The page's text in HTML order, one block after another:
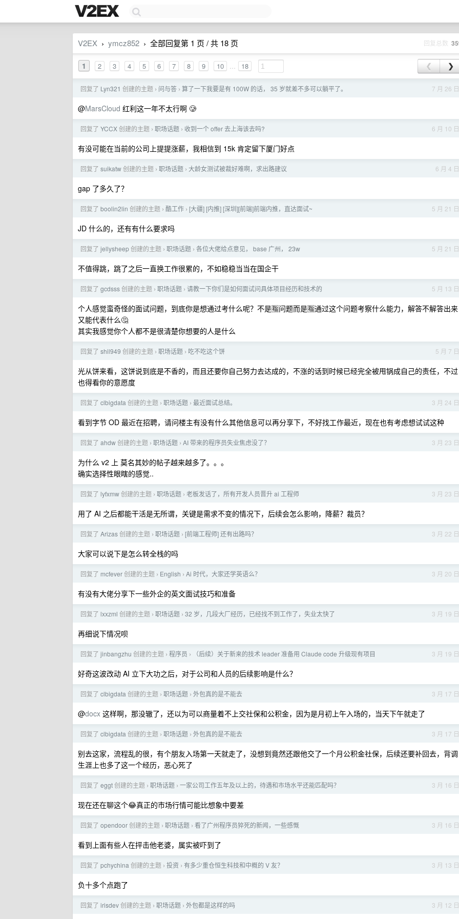
V2EX › ymcz852 › 全部回复第 1 页 / 共 18 页 回复总数
1 2 3 4 5 6 7 8 9 10 ... 18 ❮ ❯
7 月 26 日
回复了 Lyn321 创建的主题 › 问与答 › 算了一下我要是有 100W 的话， 35 岁就差不多可以躺平了。
@MarsCloud 红利这一年不太行啊 🥲
6 月 10 日
回复了 YCCX创建的主题 › 职场话题 › 收到一个 offer 去上海该去吗?
有没可能在当前的公司上提提涨薪，我相信到 15k 肯定留下厦门好点
6 月 4 日
回复了 suikatw创建的主题 › 职场话题 › 大龄女测试被裁好难啊，求出路建议
gap 了多久了？
5 月 21 日
回复了 boolin2lin 创建的主题 › 酷工作 › [大疆] [内推] [深圳][前端]前端内推，直达面试~
JD 什么的，还有有什么要求吗
5 月 21 日
回复了 jellysheep创建的主题 › 职场话题 › 各位大佬给点意见， base 广州， 23w
不值得跳，跳了之后一直换工作很累的，不如稳稳当当在国企干
5 月 13 日
回复了 gcdsss创建的主题 › 职场话题 › 请教一下你们是如何面试问具体项目经历和技术的
个人感觉蛮奇怪的面试问题，到底你是想通过考什么呢？不是🈯️问题而是🈯️通过这个问题考察什么能力，解答不解答出来
又能代表什么🤔
其实我感觉你个人都不是很清楚你想要的人是什么
5 月 7 日
回复了 shil949 创建的主题 › 职场话题 › 吃不吃这个饼
光从饼来看，这饼说到底是不香的，而且还要你自己努力去达成的，不涨的话到时候已经完全被甩锅成自己的责任，不过
也得看你的意愿度
3 月 24 日
回复了 clbigdata 创建的主题 › 职场话题 › 最近面试总结。
看到字节 OD 最近在招聘，请问楼主有没有什么其他信息可以再分享下，不好找工作最近，现在也有考虑想试试这种
3 月 23 日
回复了 ahdw创建的主题 › 职场话题 › AI 带来的程序员失业焦虑没了？
为什么 v2 上 莫名其妙的帖子越来越多了。。。
确实选择性眼瞎的感觉..
3 月 23 日
回复了 lyfxmw创建的主题 › 职场话题 › 老板发话了，所有开发人员晋升 ai 工程师
用了 AI 之后都能干活是无所谓，关键是需求不变的情况下，后续会怎么影响，降薪？裁员？
3 月 22 日
回复了 Arizas创建的主题 › 职场话题 › [前端工程师] 还有出路吗？
大家可以说下是怎么转全栈的吗
3 月 20 日
回复了 mcfever创建的主题 › English › Ai 时代，大家还学英语么？
有没有大佬分享下一些外企的英文面试技巧和准备
3 月 19 日
回复了 lxxzml 创建的主题 › 职场话题 › 32 岁，几段大厂经历，已经找不到工作了，失业太快了
再细说下情况呗
3 月 19 日
回复了 jinbangzhu 创建的主题 › 程序员 › （后续）关于新来的技术 leader 准备用 Claude code 升级现有项目
好奇这波改动 AI 立下大功之后，对于公司和人员的后续影响是什么？
3 月 17 日
回复了 clbigdata 创建的主题 › 职场话题 › 外包真的是不能去
@docx 这样啊，那没辙了，还以为可以商量着不上交社保和公积金，因为是月初上午入场的，当天下午就走了
3 月 17 日
回复了 clbigdata 创建的主题 › 职场话题 › 外包真的是不能去
别去这家，流程乱的很，有个朋友入场第一天就走了，没想到竟然还跟他交了一个月公积金社保，后续还要补回去，背调
生涯上也多了这一个经历，恶心死了
3 月 16 日
回复了 eggt创建的主题 › 职场话题 › 一家公司工作五年及以上的，待遇和市场水平还能匹配吗？
现在还在聊这个😂真正的市场行情可能比想象中要差
3 月 16 日
回复了 opendoor创建的主题 › 职场话题 › 看了广州程序员猝死的新闻，一些感慨
看到上面有些人在抨击他老婆，属实被吓到了
3 月 13 日
回复了 pchychina 创建的主题 › 投资 › 有多少重仓恒生科技和中概的 V 友？
负十多个点跑了
3 月 12 日
回复了 irisdev创建的主题 › 职场话题 › 外包都是这样的吗